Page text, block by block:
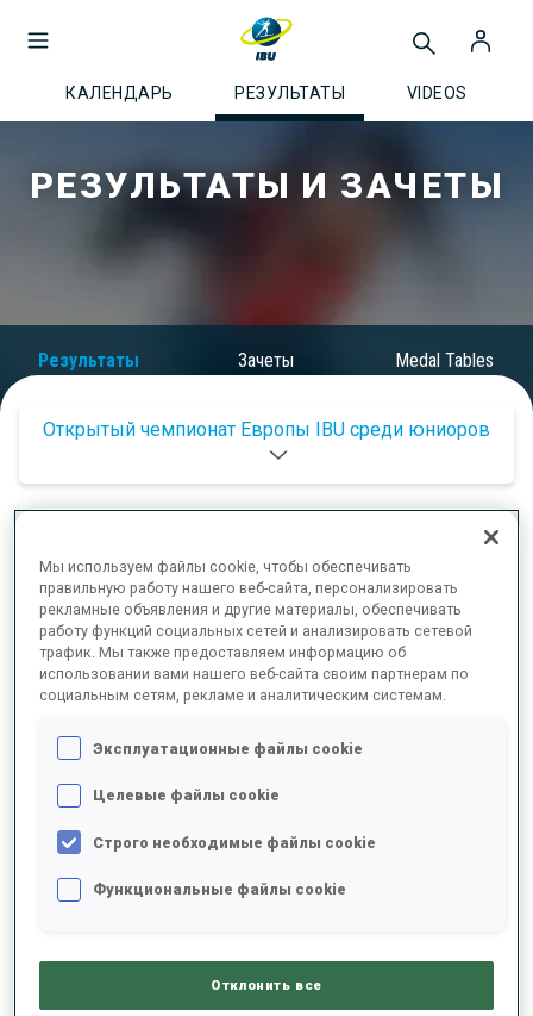
КАЛЕНДАРЬ РЕЗУЛЬТАТЫ VIDEOS
РЕЗУЛЬТАТЫ И ЗАЧЕТЫ
Результаты Зачеты Medal Tables
Открытый чемпионат Европы IBU среди юниоров
All Женщины Мужчины
ПОСЛЕДНИЕ РЕЗУЛЬТАТЫ: ОТКРЫТЫЙ
ЧЕМПИОНАТ ЕВРОПЫ IBU СРЕДИ ЮНИОРОВ
25
Окончательные результаты
Мы используем файлы cookie, чтобы обеспечивать
правильную работу нашего веб-сайта, персонализировать
рекламные объявления и другие материалы, обеспечивать
работу функций социальных сетей и анализировать сетевой
трафик. Мы также предоставляем информацию об
использовании вами нашего веб-сайта своим партнерам по
социальным сетям, рекламе и аналитическим системам.
Эксплуатационные файлы cookie
Целевые файлы cookie
Строго необходимые файлы cookie
Функциональные файлы cookie
Отклонить все